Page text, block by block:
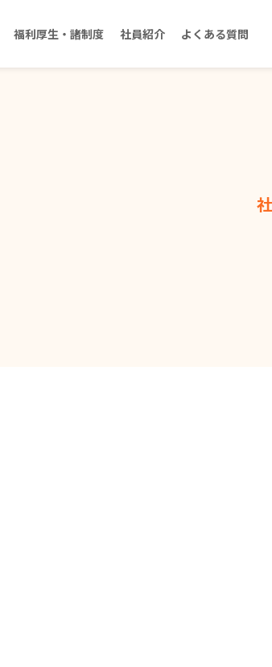
福利厚生・諸制度 社員紹介 よくある質問